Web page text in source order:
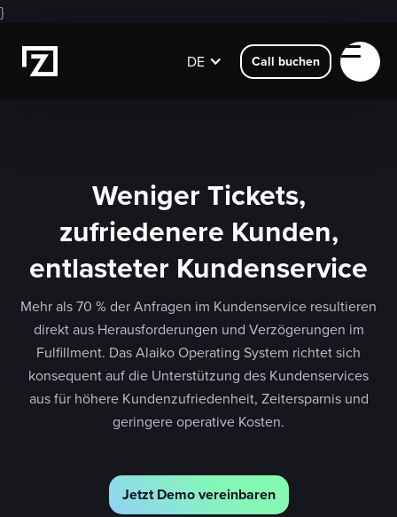
}
DE Call buchen
Weniger Tickets,
zufriedenere Kunden,
entlasteter Kundenservice
Mehr als 70 % der Anfragen im Kundenservice resultieren
direkt aus Herausforderungen und Verzögerungen im
Fulfillment. Das Alaiko Operating System richtet sich
konsequent auf die Unterstützung des Kundenservices
aus für höhere Kundenzufriedenheit, Zeitersparnis und
geringere operative Kosten.
Jetzt Demo vereinbaren